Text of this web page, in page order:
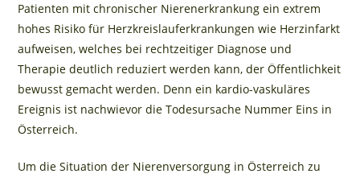
Patienten mit chronischer Nierenerkrankung ein extrem
hohes Risiko für Herzkreislauferkrankungen wie Herzinfarkt
aufweisen, welches bei rechtzeitiger Diagnose und
Therapie deutlich reduziert werden kann, der Öffentlichkeit
bewusst gemacht werden. Denn ein kardio-vaskuläres
Ereignis ist nachwievor die Todesursache Nummer Eins in
Österreich.
Um die Situation der Nierenversorgung in Österreich zu